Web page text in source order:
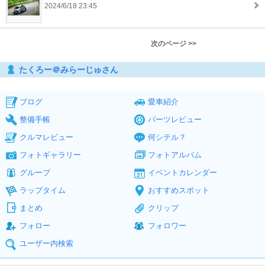
2024/6/18 23:45
次のページ >>
たくろー＠みらーじゅさん
ブログ
愛車紹介
整備手帳
パーツレビュー
クルマレビュー
何シテル？
フォトギャラリー
フォトアルバム
グループ
イベントカレンダー
ラップタイム
おすすめスポット
まとめ
クリップ
フォロー
フォロワー
ユーザー内検索